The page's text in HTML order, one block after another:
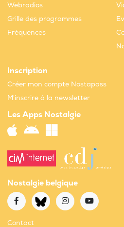
Webradios
Grille des programmes
Fréquences
Inscription
Créer mon compte Nostapass
M'inscrire à la newsletter
Les Apps Nostalgie
Nostalgie belgique
Contact